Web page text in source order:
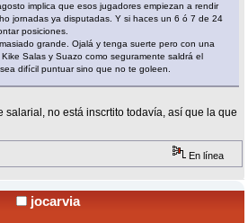
implica que esos jugadores empiezan a rendir
jornadas ya disputadas. Y si haces un 6 ó 7 de 24
posiciones.
grande. Ojalá y tenga suerte pero con una
Salas y Suazo como seguramente saldrá el
difícil puntuar sino que no te goleen.
salarial, no está inscrtito todavía, así que la que
En línea
jocarvia